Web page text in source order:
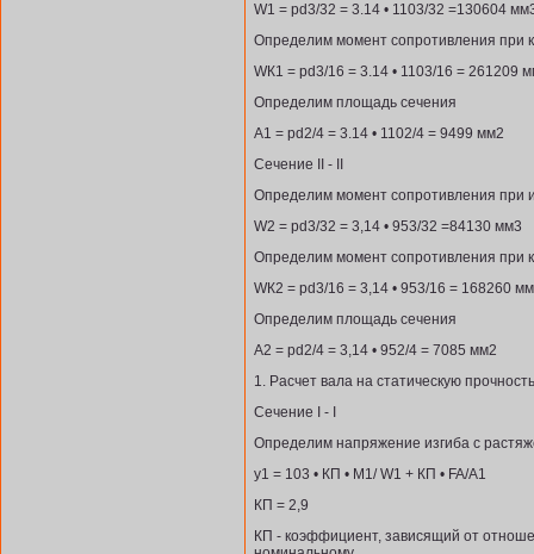
W1 = рd3/32 = 3.14 • 1103/32 =130604
Определим момент сопротивления при
WК1 = рd3/16 = 3.14 • 1103/16 = 261209
Определим площадь сечения
А1 = рd2/4 = 3.14 • 1102/4 = 9499 мм2
Сечение II - II
Определим момент сопротивления при
W2 = рd3/32 = 3,14 • 953/32 =84130 мм3
Определим момент сопротивления при
WК2 = рd3/16 = 3,14 • 953/16 = 168260
Определим площадь сечения
А2 = рd2/4 = 3,14 • 952/4 = 7085 мм2
1. Расчет вала на статическую прочность
Сечение I - I
Определим напряжение изгиба с
у1 = 103 • КП • М1/ W1 + КП • FA/A1
КП = 2,9
КП - коэффициент, зависящий от